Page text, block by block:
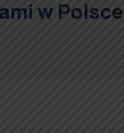
w Polsce